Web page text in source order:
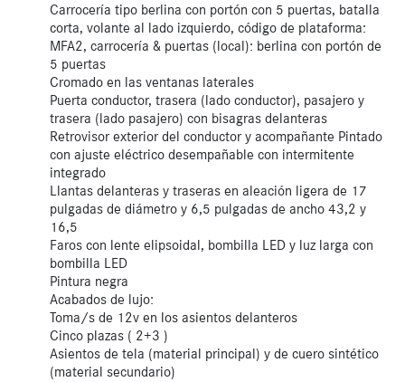
Carrocería tipo berlina con portón con 5 puertas, batalla
corta, volante al lado izquierdo, código de plataforma:
MFA2, carrocería & puertas (local): berlina con portón de
5 puertas
Cromado en las ventanas laterales
Puerta conductor, trasera (lado conductor), pasajero y
trasera (lado pasajero) con bisagras delanteras
Retrovisor exterior del conductor y acompañante Pintado
con ajuste eléctrico desempañable con intermitente
integrado
Llantas delanteras y traseras en aleación ligera de 17
pulgadas de diámetro y 6,5 pulgadas de ancho 43,2 y
16,5
Faros con lente elipsoidal, bombilla LED y luz larga con
bombilla LED
Pintura negra
Acabados de lujo:
Toma/s de 12v en los asientos delanteros
Cinco plazas ( 2+3 )
Asientos de tela (material principal) y de cuero sintético
(material secundario)